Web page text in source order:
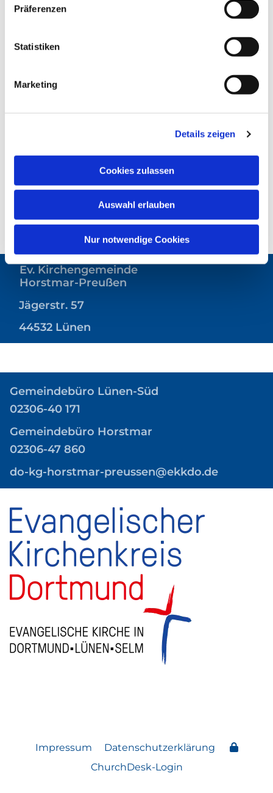
Präferenzen
Statistiken
Marketing
Details zeigen
Cookies zulassen
Auswahl erlauben
Nur notwendige Cookies
Ev. Kirchengemeinde
Horstmar-Preußen
Jägerstr. 57
44532 Lünen
Gemeindebüro Lünen-Süd
02306-40 171
Gemeindebüro Horstmar
02306-47 860
do-kg-horstmar-preussen@ekkdo.de
Impressum
Datenschutzerklärung
ChurchDesk-Login